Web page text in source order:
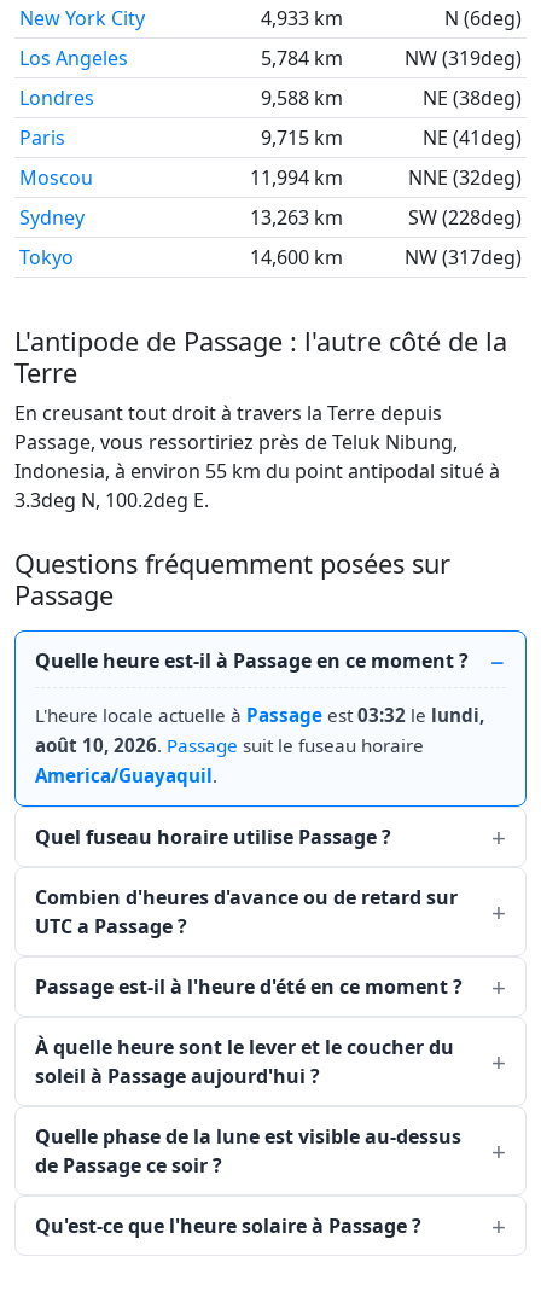
New York City 4,933 km
N (6deg)
Los Angeles
5,784 km
NW (319deg)
Londres
9,588 km
NE (38deg)
Paris
9,715 km
NE (41deg)
Moscou
11,994 km
NNE (32deg)
Sydney
13,263 km
SW (228deg)
Tokyo
14,600 km NW (317deg)
L'antipode de Passage : l'autre côté de la
Terre
En creusant tout droit à travers la Terre depuis
Passage, vous ressortiriez près de Teluk Nibung,
Indonesia, à environ 55 km du point antipodal situé à
3.3deg N, 100.2deg E.
Questions fréquemment posées sur
Passage
Quelle heure est-il à Passage en ce moment ?
L'heure locale actuelle à Passage est03:32 le lundi,
août 10, 2026. Passage suit le fuseau horaire
America/Guayaquil.
Quel fuseau horaire utilise Passage ?
Combien d'heures d'avance ou de retard sur
UTC a Passage ?
Passage est-il à l'heure d'été en ce moment ?
À quelle heure sont le lever et le coucher du
soleil à Passage aujourd'hui ?
Quelle phase de la lune est visible au-dessus
de Passage ce soir ?
Qu'est-ce que l'heure solaire à Passage ?